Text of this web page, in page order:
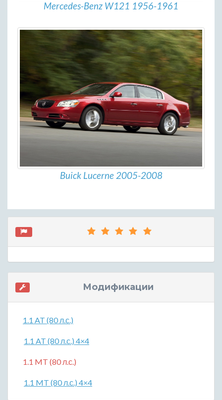
Mercedes-Benz W121 1956-1961
Buick Lucerne 2005-2008
Модификации
1.1 AT (80 л.с.)
1.1 AT (80 л.с.) 4×4
1.1 MT (80 л.с.)
1.1 MT (80 л.с.) 4×4